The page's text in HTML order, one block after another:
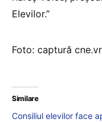
Elevilor.”
Foto: captură
Similare
Consiliul elevilor face